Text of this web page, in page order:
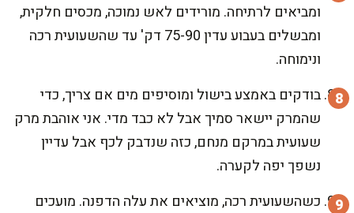
ומביאים לרתיחה. מורידים לאש נמוכה, מכסים חלקית,
ומבשלים בעבוע עדין 75-90 דק' עד שהשעועית רכה
ונימוחה.
בודקים באמצע בישול ומוסיפים מים אם צריך, כדי
שהמרק יישאר סמיך אבל לא כבד מדי. אני אוהבת מרק
שעועית במרקם מנחם, כזה שנדבק לכף אבל עדיין
נשפך יפה לקערה.
כשהשעועית רכה, מוציאים את עלה הדפנה. מועכים